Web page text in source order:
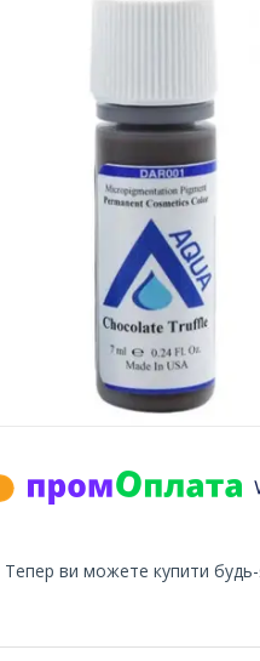
Тепер ви можете купити